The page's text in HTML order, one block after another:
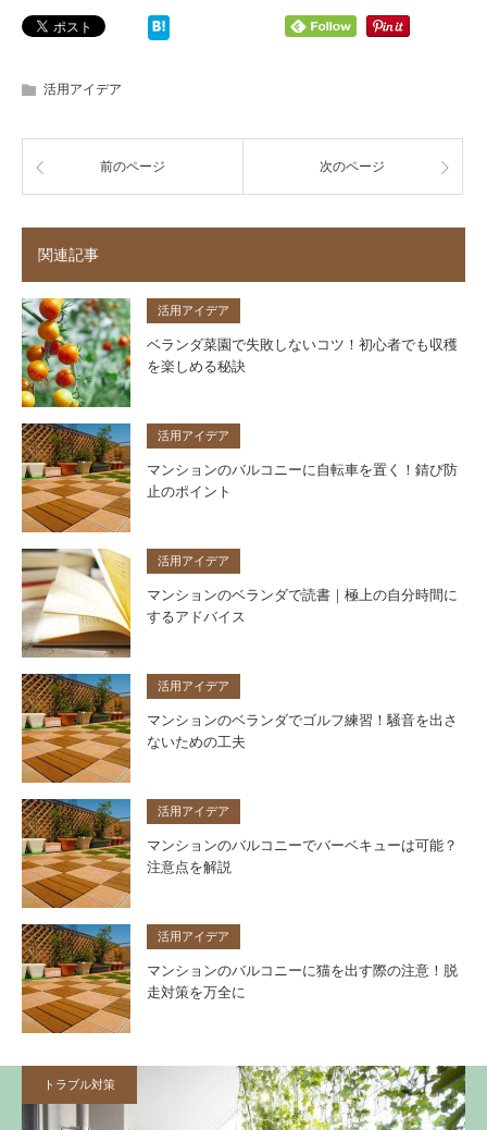
活用アイデア
前のページ 次のページ
関連記事
活用アイデア
ベランダ菜園で失敗しないコツ！初心者でも収穫
を楽しめる秘訣
活用アイデア
マンションのバルコニーに自転車を置く！錆び防
止のポイント
活用アイデア
マンションのベランダで読書｜極上の自分時間に
するアドバイス
活用アイデア
マンションのベランダでゴルフ練習！騒音を出さ
ないための工夫
活用アイデア
マンションのバルコニーでバーベキューは可能？
注意点を解説
活用アイデア
マンションのバルコニーに猫を出す際の注意！脱
走対策を万全に
トラブル対策